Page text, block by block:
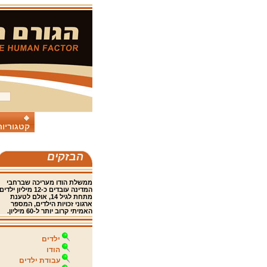
הבזקים
ממשלת הודו מעריכה שברחבי
המדינה עובדים כ-12 מיליון ילדים
מתחת לגיל 14, אולם לטענת
ארגוני זכויות הילדים, המספר
האמיתי קרוב יותר ל-60 מיליון.
ילדים
הודו
עבודת ילדים